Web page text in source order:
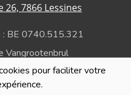
pour faciliter votre
26, 7866 Lessines
: BE 0740.515.321
Vangrootenbrul
et de respect de la vie